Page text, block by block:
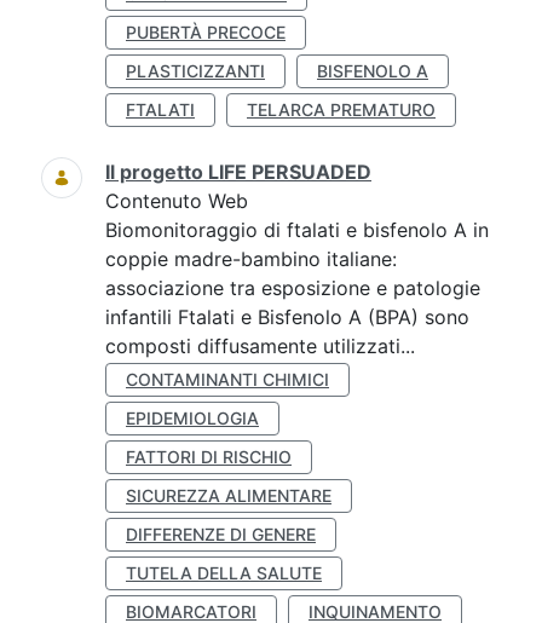
PUBERTÀ PRECOCE
PLASTICIZZANTI
BISFENOLO A
FTALATI
TELARCA PREMATURO
Il progetto LIFE PERSUADED
Contenuto Web
Biomonitoraggio di ftalati e bisfenolo A in
coppie madre-bambino italiane:
associazione tra esposizione e patologie
infantili Ftalati e Bisfenolo A (BPA) sono
composti diffusamente utilizzati...
CONTAMINANTI CHIMICI
EPIDEMIOLOGIA
FATTORI DI RISCHIO
SICUREZZA ALIMENTARE
DIFFERENZE DI GENERE
TUTELA DELLA SALUTE
BIOMARCATORI
INQUINAMENTO